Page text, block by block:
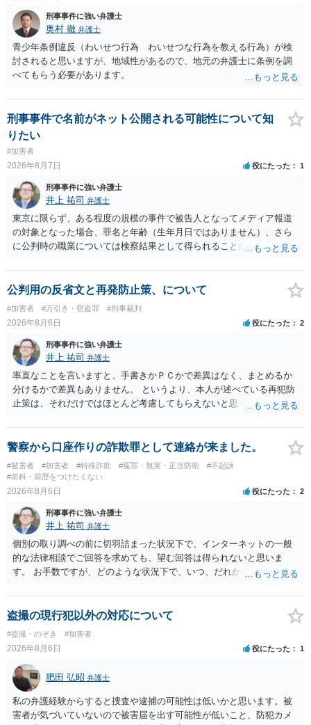
刑事事件に強い弁護士
奥村 徹 弁護士
青少年条例違反（わいせつ行為 わいせつな行為を教える行為）が検
討されると思いますが、地域性があるので、地元の弁護士に条例を調
べてもらう必要があります。
刑事事件で名前がネット公開される可能性について知
りたい
#加害者
2026年8月7日 役にたった 1
刑事事件に強い弁護士
井上 祐司 弁護士
東京に限らず、ある程度の規模の事件で被告人となってメディア報道
の対象となった場合、罪名と年齢（生年月日ではありません）、さら
に公判時の職業については検察結果として得られることが通常です。
公判用の反省文と再発防止策、について
#加害者 #万引き・窃盗罪 #刑事裁判
2026年8月6日 役にたった 2
刑事事件に強い弁護士
井上 祐司 弁護士
率直なことを言いますと、手書きかＰＣかで差異はなく、まとめるか
分けるかで差異もありません。 というより、本人が述べている再犯防
止策は、それだけではほとんど考慮してもらえないと思った方が良い
やカウンセリング・治療の内容 ・利用している再犯防止策（例えば保
護観察所と連携した職業支援の内容や具体的な就労・監督状況） ・監
督者の証言 など、証拠で担保された客観性と実現可能性があるもので
なければあまり意味がありません。 もともと執行猶予が狙える事案で
あれば本人の反省の言葉だけで十分であり、実刑となるか微妙な事案
いうのが実感です。
警察から口座作りの詐欺罪として連絡が来ました。
#被害者 #加害者 #特殊詐欺 #冤罪・無実・正当防衛
#不起訴
#前科・前歴をつけたくない
2026年8月6日 役にたった 2
刑事事件に強い弁護士
井上 祐司 弁護士
個別の取り調べの前に切羽詰まった状況下で、インターネットの一般
的な法律相談でご回答を求めても、望む回答は得られないと思いま
す。 お手数ですが、どのような状況下で、いつ、だれからどのような
の程度だと聞いているのかということについて、お近くで詳細な法律
相談を受けられたうえで対処方法を探された方がよいと思われます。
一般論でいえば、任意取り調べの場合、ＩＣレコーダーを持参して取
り調べ内容を録音することは必須だと考えます。
盗撮の現行犯以外の対応について
#盗撮・のぞき #加害者
2026年8月6日 役にたった 1
肥田 弘昭 弁護士
私の弁護経験からすると捜査や逮捕の可能性は低いかと思います。被
害者が気づいていないので被害届を出す可能性が低いこと、防犯カメ